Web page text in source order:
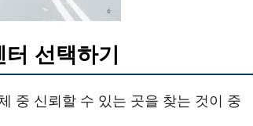
선택하기
중 신뢰할 수 있는 곳을 찾는 것이 중